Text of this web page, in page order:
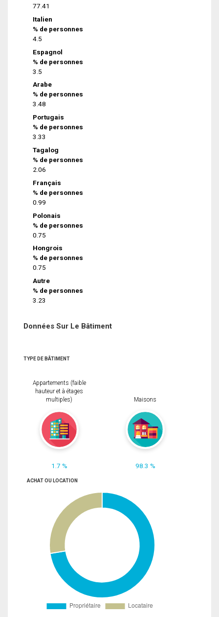
77.41
Italien
% de personnes
4.5
Espagnol
% de personnes
3.5
Arabe
% de personnes
3.48
Portugais
% de personnes
3.33
Tagalog
% de personnes
2.06
Français
% de personnes
0.99
Polonais
% de personnes
0.75
Hongrois
% de personnes
0.75
Autre
% de personnes
3.23
Données Sur Le Bâtiment
TYPE DE BÂTIMENT
Appartements (faible
hauteur et à étages
multiples)
1.7 %
Maisons
98.3 %
ACHAT OU LOCATION